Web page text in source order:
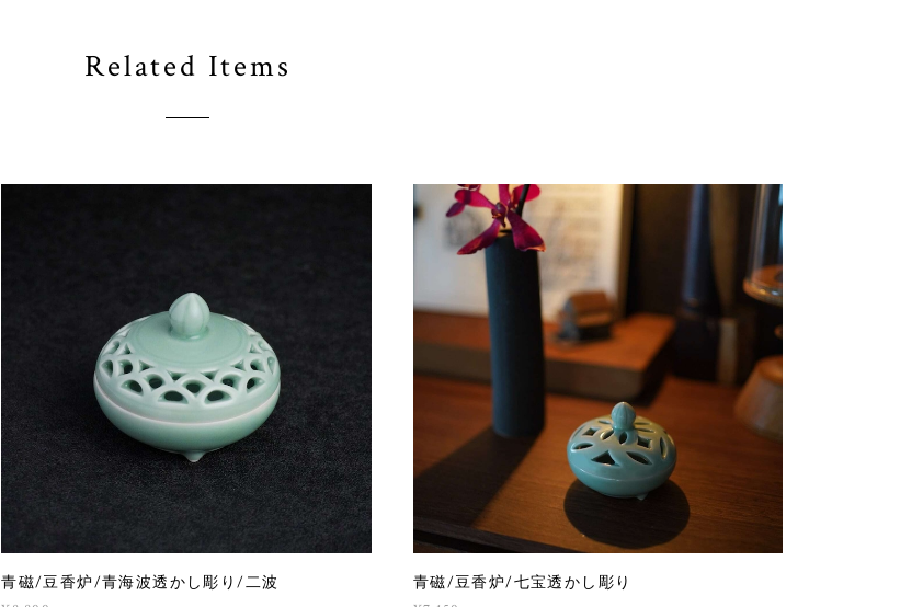
Related Items
青磁/豆香炉/青海波透かし彫り/二波 青磁/豆香炉/七宝透かし彫り